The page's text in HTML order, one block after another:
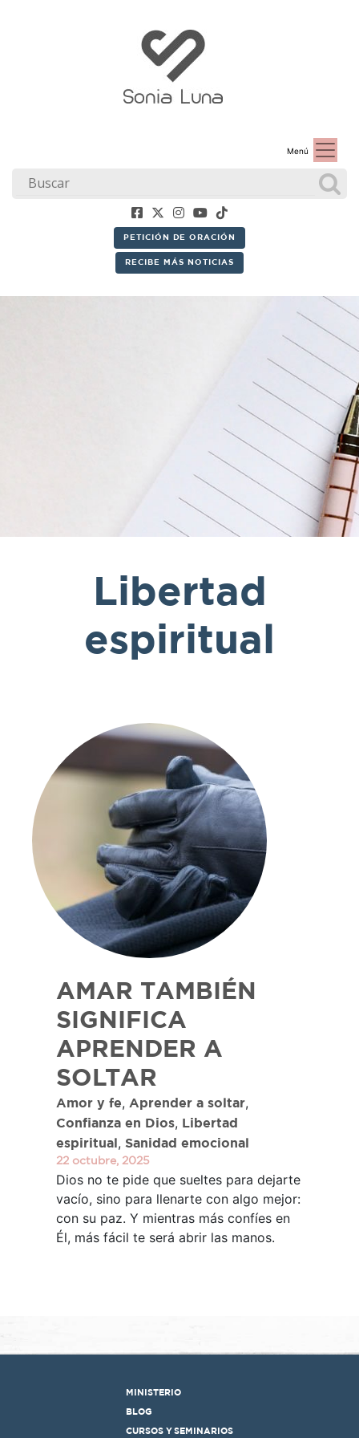
Menú
PETICIÓN DE ORACIÓN
RECIBE MÁS NOTICIAS
Libertad
espiritual
AMAR TAMBIÉN
SIGNIFICA
APRENDER A
SOLTAR
Amor y fe, Aprender a soltar,
Confianza en Dios, Libertad
espiritual , Sanidad emocional
22 octubre, 2025
Dios no te pide que sueltes para dejarte
vacío, sino para llenarte con algo mejor:
con su paz. Y mientras más confíes en
Él, más fácil te será abrir las manos.
MINISTERIO
BLOG
CURSOS Y SEMINARIOS